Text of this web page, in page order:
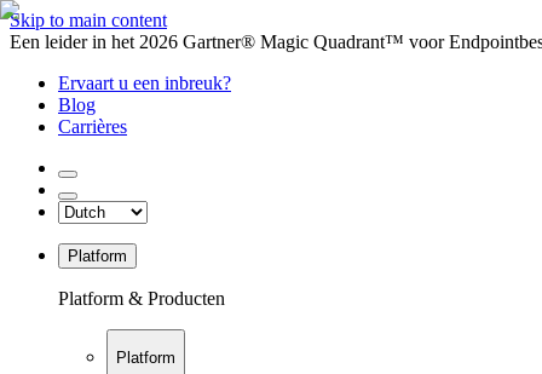
Skip to main content
Een leider in het 2026 Gartner® Magic Quadrant™ voor
Ervaart u een inbreuk?
Blog
Carrières
Platform
Platform & Producten
Platform